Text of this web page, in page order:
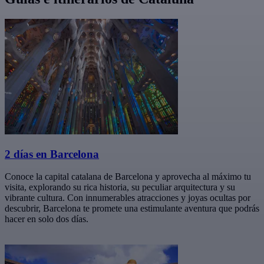
2 días en Barcelona
Conoce la capital catalana de Barcelona y aprovecha al máximo tu
visita, explorando su rica historia, su peculiar arquitectura y su
vibrante cultura. Con innumerables atracciones y joyas ocultas por
descubrir, Barcelona te promete una estimulante aventura que podrás
hacer en solo dos días.